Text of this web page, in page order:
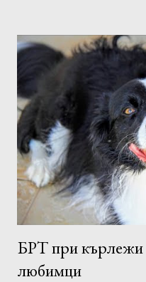
БРТ при кърлежи
любимци